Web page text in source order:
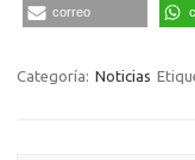
correo
Categoría: Noticias